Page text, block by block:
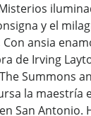
y el
ansia
de Irving
Summons
la maestría
San Antonio.